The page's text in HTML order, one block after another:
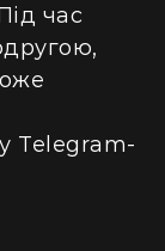
час
Telegram-